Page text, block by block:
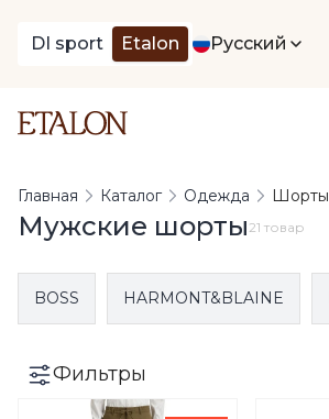
DI sport Etalon Русский
Главная Каталог Одежда Шорты
Мужские шорты 21 товар
BOSS HARMONT&BLAINE
Фильтры